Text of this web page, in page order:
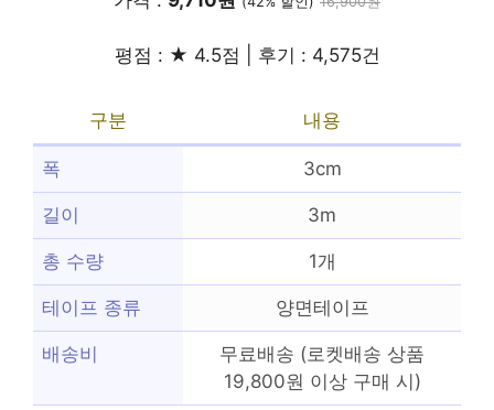
평점 : ★ 4.5점 | 후기 : 4,575건
구분 내용
폭 3cm
길이 3m
총 수량 1개
테이프 종류 양면테이프
배송비
무료배송 (로켓배송 상품
19,800원 이상 구매 시)